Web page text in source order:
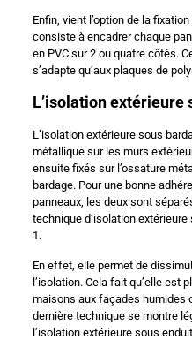
Enfin, vient l’option de la
consiste à encadrer chaque
en PVC sur 2 ou quatre côtés.
s’adapte qu’aux plaques de
L’isolation extérieure
L’isolation extérieure sous
métallique sur les murs
ensuite fixés sur l’ossature
bardage. Pour une bonne
panneaux, les deux sont
technique d’isolation
1.
En effet, elle permet de
l’isolation. Cela fait qu’elle est
maisons aux façades humides
dernière technique se montre
l’isolation extérieure sous